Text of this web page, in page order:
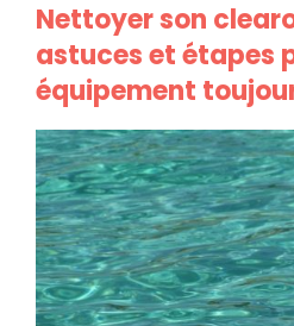
Nettoyer son
astuces et étapes
équipement